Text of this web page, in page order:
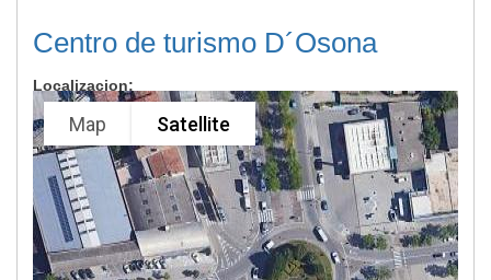
Centro de turismo D´Osona
Localizacion:
Map Satellite